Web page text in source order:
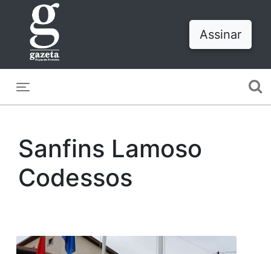
Assinar
Sanfins Lamoso
Codessos